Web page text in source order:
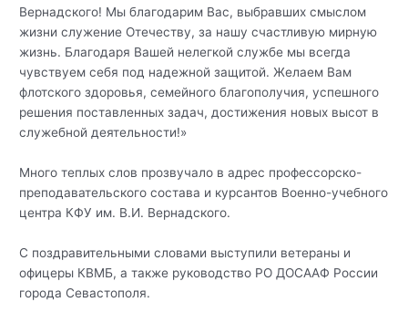
Вернадского! Мы благодарим Вас, выбравших смыслом
жизни служение Отечеству, за нашу счастливую мирную
жизнь. Благодаря Вашей нелегкой службе мы всегда
чувствуем себя под надежной защитой. Желаем Вам
флотского здоровья, семейного благополучия, успешного
решения поставленных задач, достижения новых высот в
служебной деятельности!»
Много теплых слов прозвучало в адрес профессорско-
преподавательского состава и курсантов Военно-учебного
центра КФУ им. В.И. Вернадского.
С поздравительными словами выступили ветераны и
офицеры КВМБ, а также руководство РО ДОСААФ России
города Севастополя.